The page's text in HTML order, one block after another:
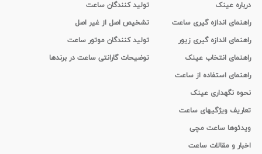
درباره عینک
راهنمای اندازه گیری ساعت
راهنمای اندازه گیری زیور
راهنمای انتخاب عینک
راهنمای استفاده از ساعت
نحوه نگهداری عینک
تعاریف ویژگیهای ساعت
ویدئوها ساعت مچی
اخبار و مقالات ساعت
تولید کنندگان ساعت
تشخیص اصل از غیر اصل
تولید کنندگان موتور ساعت
توضیحات گارانتی ساعت در برندها